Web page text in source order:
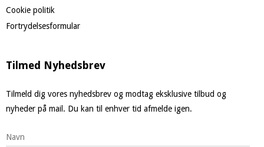
Cookie politik
Fortrydelsesformular
Tilmed Nyhedsbrev
Tilmeld dig vores nyhedsbrev og modtag eksklusive tilbud og
nyheder på mail. Du kan til enhver tid afmelde igen.